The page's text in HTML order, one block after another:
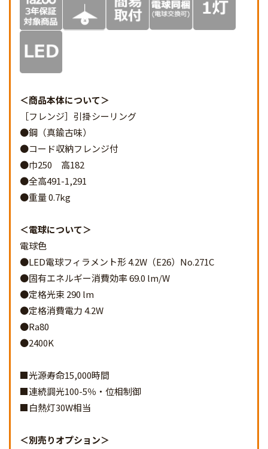
商品本体について
［フレンジ］引掛シーリング
●鋼（真鍮古味）
●コード収納フレンジ付
●巾250 高182
●全高491-1,291
●重量 0.7kg
電球について
電球色
●LED電球フィラメント形 4.2W（E26）No.271C
●固有エネルギー消費効率 69.0 lm/W
●定格光束 290 lm
●定格消費電力 4.2W
●Ra80
●2400K
■光源寿命15,000時間
■連続調光100-5％・位相制御
■白熱灯30W相当
別売りオプション